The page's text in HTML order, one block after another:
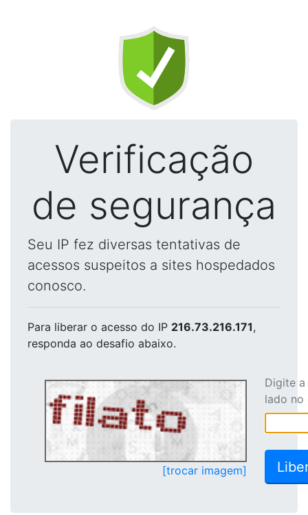
Verificação
de segurança
Seu IP fez diversas tentativas de
acessos suspeitos a sites hospedados
conosco.
Para liberar o acesso do IP 216.73.216.171,
responda ao desafio abaixo.
[trocar imagem]
Digite
lado no